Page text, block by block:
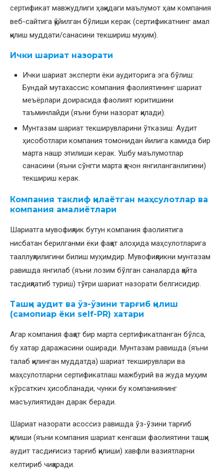
сертификат мавжудлиги ҳақидаги маълумот ҳам компания
веб-сайтига қўйилган бўлиши керак (сертификатнинг амал
қилиш муддати/санасини текшириш муҳим).
Ички шариат назорати
Ички шариат эксперти ёки аудиторига эга бўлиш:
Бундай мутахассис компания фаолиятининг шариат
меъёрлари доирасида фаолият юритишини
таъминлайди (яъни буни назорат қилади).
Мунтазам шариат текширувларини ўтказиш: Аудит
ҳисоботлари компания томонидан йилига камида бир
марта нашр этилиши керак. Ушбу маълумотлар
санасини (яъни сўнгги марта қачон янгиланганлигини)
текшириш керак.
Компания таклиф қилаётган маҳсулотлар ва
компания амалиётлари
Шариатга мувофиқлик бутун компания фаолиятига
нисбатан берилганми ёки фақат алоҳида маҳсулотларига
тааллуқлилигини билиш муҳимдир. Мувофиқликни мунтазам
равишда янгилаб (яъни лозим бўлган саналарда қайта
тасдиқлатиб туриш) тўғри шариат назорати белгисидир.
Ташқи аудит ва ўз-ўзини тарғиб қилиш
(самопиар ёки self-PR) хатари
Агар компания фақат бир марта сертификатланган бўлса,
бу хатар даражасини оширади. Мунтазам равишда (яъни
талаб қилинган муддатда) шариат текширувлари ва
маҳсулотларни сертификатлаш мажбурий ва жуда муҳим
кўрсаткич ҳисобланади, чунки бу компаниянинг
масъулиятидан дарак беради.
Шариат назорати асоссиз равишда ўз-ўзини тарғиб
қилиши (яъни компания шариат кенгаши фаолиятини ташқи
аудит тасдиғисиз тарғиб қилиши) хавфли вазиятларни
келтириб чиқаради.